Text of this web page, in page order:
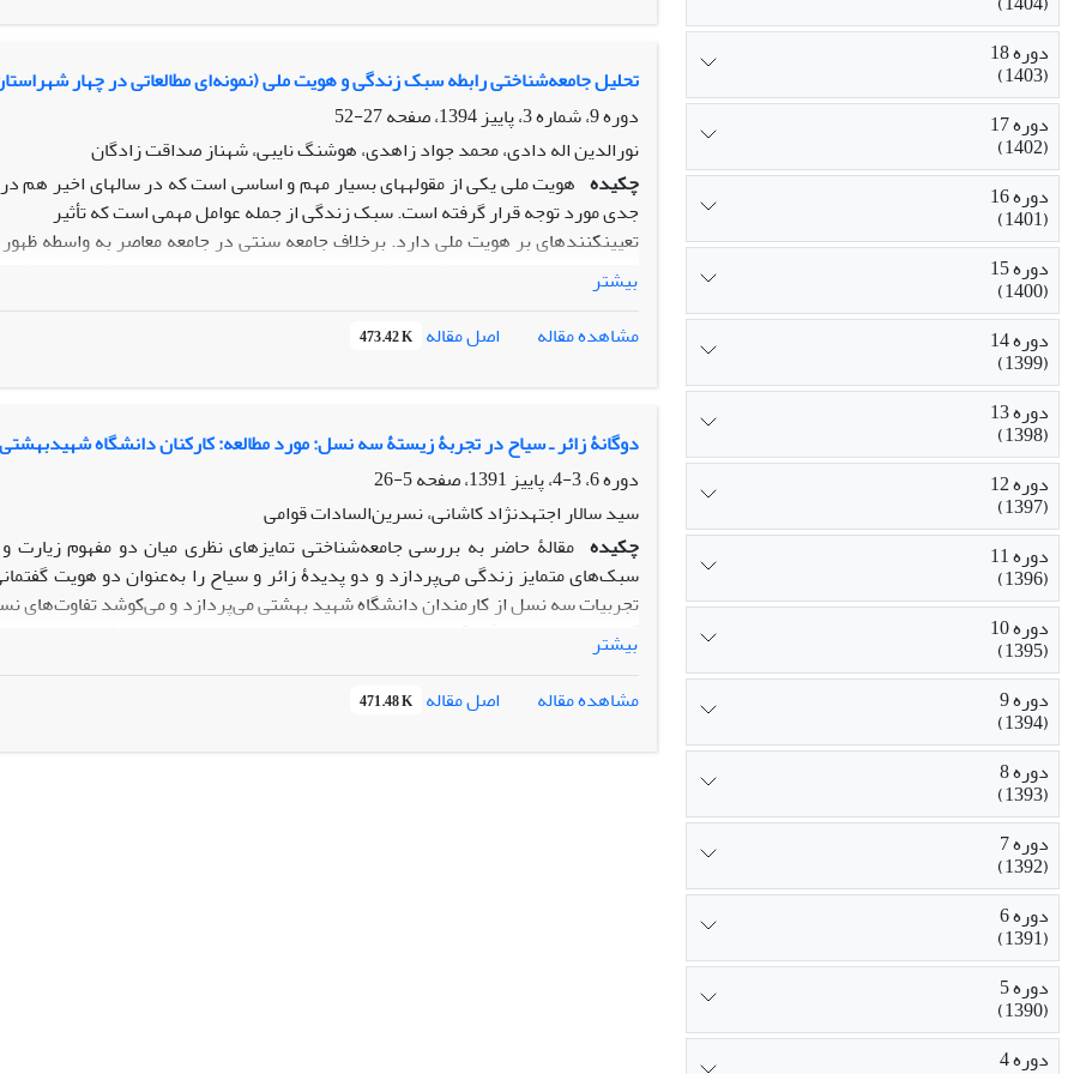
دوران کودکی، و توانمندی جسمانی زنان، در
تحلیل جامعه‌شناختی رابطه سبک زندگی و هویت ملی (نمونه‌ای مطالعاتی در چهار
دوره 9، شماره 3، پاییز 1394، صفحه
27-52
نورالدین اله دادی، محمد جواد زاهدی، هوشنگ نایبی، شهناز صداقت زادگان
چکیده هویت ملی یکی از مقوله­های بسیار مهم و اساسی است که در سال­های اخیر
جدی مورد توجه قرار گرفته است. سبک زندگی از جمله عوامل مهمی است که تأثیر
تعیین­­کننده­ای بر هویت ملی دارد. برخلاف جامعه سنتی در جامعه معاصر به واسطه
جمله هویت ملی اهمیت بیشتری یافته است. این مقاله به دنبال تبیین رابطه میان سبک
دورود و الشتر است. استراتژی این تحقیق قیاسی و از تکنیک پیمایش و ابزار
به صورت غیر مستقیم و از طریق دینداری نیز بر هویت ملی اثر گذارند. علاوه بر آن
بیشتر
مشاهده مقاله
اصل مقاله 473.42 K
دوگانۀ زائر ـ سیاح در تجربۀ زیستۀ سه نسل: مورد مطالعه: کارکنان دانشگاه شهیدبهشتی
دوره 6، 3-4، پاییز 1391، صفحه
5-26
سید سالار اجتهدنژاد کاشانی، نسرین‌السادات قوامی
چکیده مقالۀ حاضر به بررسی جامعه‌شناختی تمایزهای نظری میان دو مفهوم
سبک‌های متمایز زندگی می‌پردازد و دو پدیدۀ زائر و سیاح را به‌عنوان دو هویت
تجربیات سه نسل از کارمندان دانشگاه شهید بهشتی می‌پردازد و می‌کوشد
مصاحبه‌هایی انجام گرفته است. نتایج این مطالعه نشان می‌دهد که کاهشی محسوس در
و دوم حاصل شده است. همچنین در ذهنیت‌های پاسخگویان تمایزی مفهومی میان
سیاحت و سفرهای زیارتی داخل کشور کمتر به چشم می‌خورد.
بیشتر
مشاهده مقاله
اصل مقاله 471.48 K
دوره 18
(1403)
دوره 17
(1402)
دوره 16
(1401)
دوره 15
(1400)
دوره 14
(1399)
دوره 13
(1398)
دوره 12
(1397)
دوره 11
(1396)
دوره 10
(1395)
دوره 9
(1394)
دوره 8
(1393)
دوره 7
(1392)
دوره 6
(1391)
دوره 5
(1390)
دوره 4